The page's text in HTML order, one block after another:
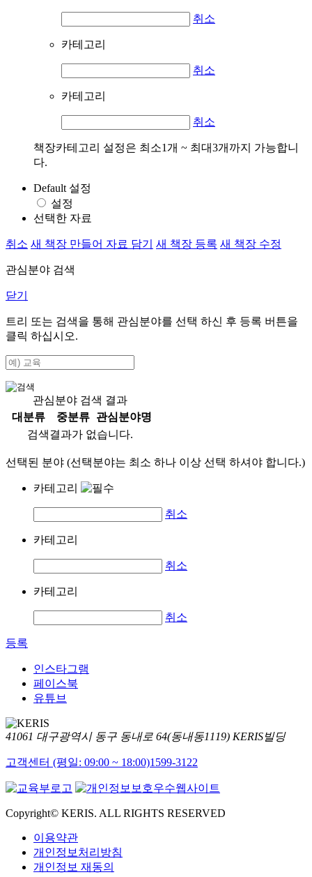
취소
카테고리
취소
카테고리
취소
책장카테고리 설정은 최소1개 ~ 최대3개까지 가능합니
다.
Default 설정
설정
선택한 자료
취소 새 책장 만들어 자료 담기 새 책장 등록 새 책장 수정
관심분야 검색
닫기
트리 또는 검색을 통해 관심분야를 선택 하신 후 등록 버튼을
클릭 하십시오.
관심분야 검색 결과
대분류
중분류
관심분야명
검색결과가 없습니다.
선택된 분야 (선택분야는 최소 하나 이상 선택 하셔야 합니다.)
카테고리
취소
카테고리
취소
카테고리
취소
등록
인스타그램
페이스북
유튜브
41061 대구광역시 동구 동내로 64(동내동1119) KERIS빌딩
고객센터 (평일: 09:00 ~ 18:00)1599-3122
Copyright© KERIS. ALL RIGHTS RESERVED
이용약관
개인정보처리방침
개인정보 재동의